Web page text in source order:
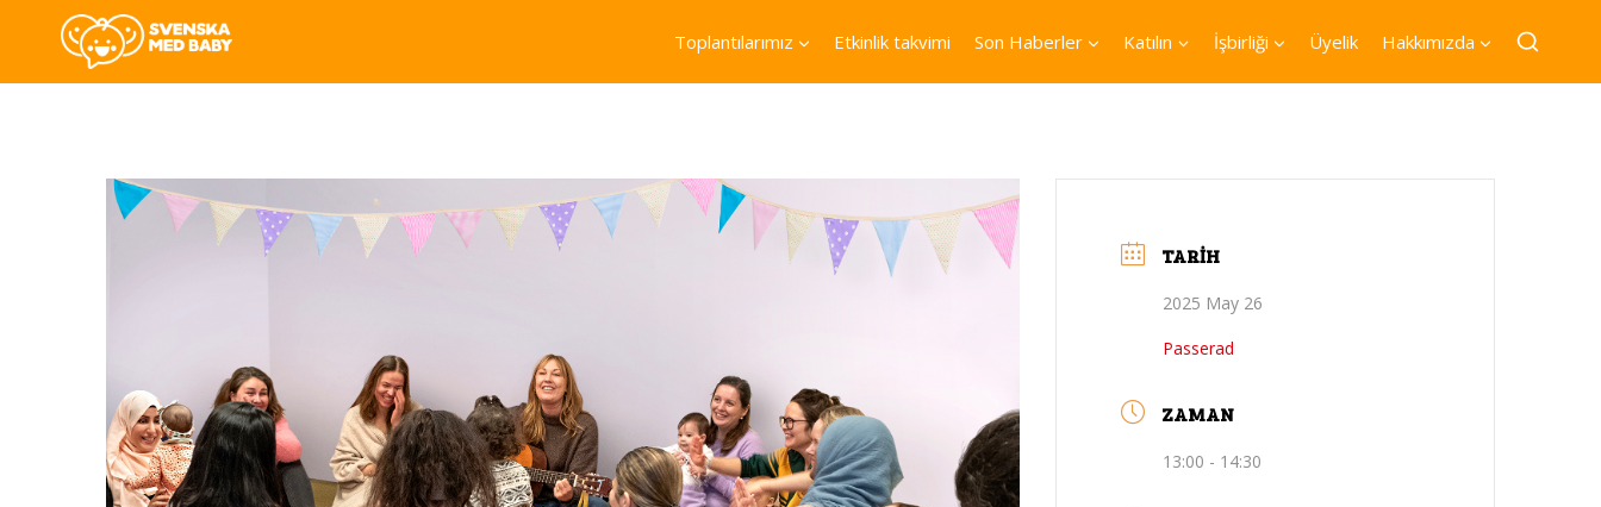
Toplantılarımız Etkinlik takvimi Son Haberler Katılın İşbirliği Üyelik Hakkımızda
TARIH
2025 May 26
Passerad
ZAMAN
13:00 - 14:30